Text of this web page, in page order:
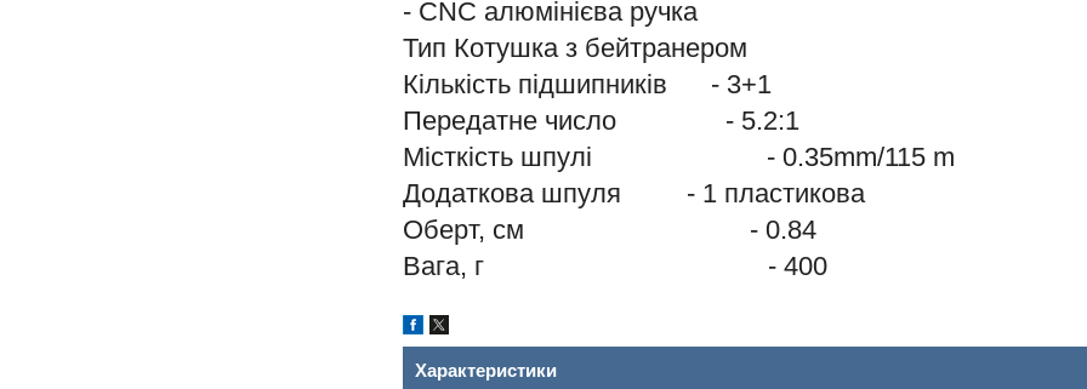
- CNC алюмінієва ручка
Тип Котушка з бейтранером
Кількість підшипників - 3+1
Передатне число - 5.2:1
Місткість шпулі - 0.35mm/115 m
Додаткова шпуля - 1 пластикова
Оберт, см - 0.84
Вага, г - 400
Характеристики